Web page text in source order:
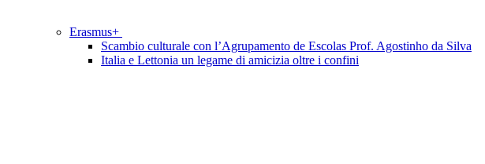
Erasmus+
Scambio culturale con l’Agrupamento de Escolas Prof. Agostinho da Silva
Italia e Lettonia un legame di amicizia oltre i confini